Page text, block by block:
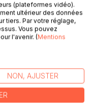
ces petites boules
un livre à destination
d'inde en
et en les
tome 1 "Au pays de
sur les rongeurs
(plateformes vidéo).
ultérieur des données
tiers. Par votre réglage,
Vous pouvez
l'avenir. (Mentions
NON, AJUSTER